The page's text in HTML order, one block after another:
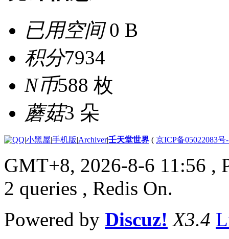
已用空间0 B
积分7934
N币588 枚
蘑菇3 朵
|小黑屋|手机版|Archiver|壬天堂世界 ( 京ICP备05022083号
GMT+8, 2026-8-6 11:56 ,
2 queries , Redis On.
Powered by Discuz! X3.4